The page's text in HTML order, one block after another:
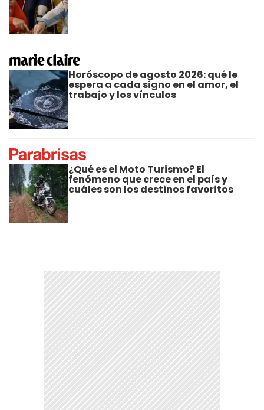
Horóscopo de agosto 2026: qué le
espera a cada signo en el amor, el
trabajo y los vínculos
¿Qué es el Moto Turismo? El
fenómeno que crece en el país y
cuáles son los destinos favoritos